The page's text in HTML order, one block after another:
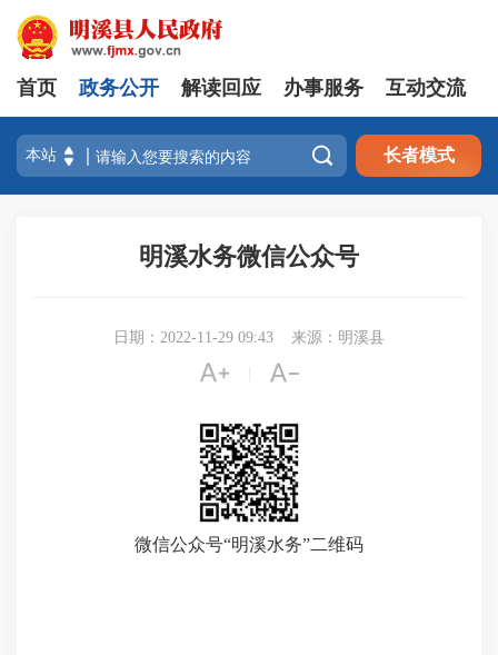
首页 政务公开 解读回应 办事服务 互动交流
 长者模式
明溪水务微信公众号
日期：2022-11-29 09:43 来源：明溪县
 
微信公众号“明溪水务”二维码